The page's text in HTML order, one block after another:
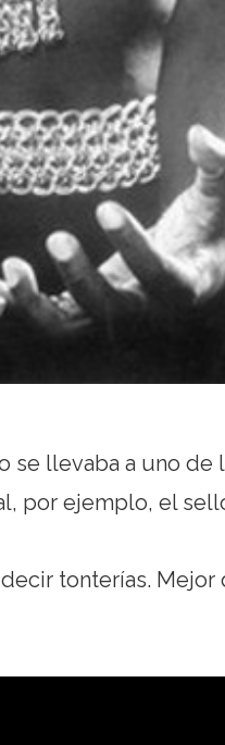
se llevaba a uno
por ejemplo, el
tonterías.